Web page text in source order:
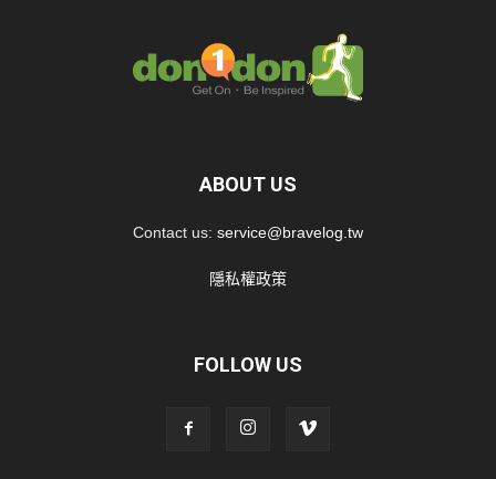
ABOUT US
Contact us: service@bravelog.tw
隱私權政策
FOLLOW US